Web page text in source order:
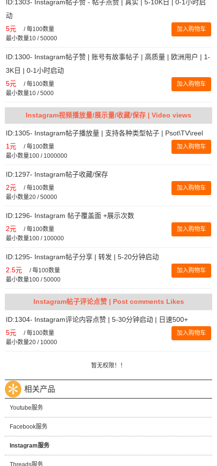
ID:1303- Instagram帖子赞 - 帖子点赞 | 真实 | 5-10K日 | 0-1小时启
动
5元 /每100数量
最小数量10 / 50000
加入购物车
ID:1300- Instagram帖子赞 | 账号有故事帖子 | 高质量 | 欧洲用户 | 1-
3K日 | 0-1小时启动
5元 /每100数量
最小数量10 / 5000
加入购物车
Instagram视频播放量/展示量/收藏/保存 | Video views
ID:1305- Instagram帖子播放量 | 支持各种类型帖子 | Psot\TV\reel
1元 /每100数量
最小数量100 / 1000000
加入购物车
ID:1297- Instagram帖子收藏/保存
2元 /每100数量
最小数量20 / 50000
加入购物车
ID:1296- Instagram 帖子覆盖面 +展示次数
2元 /每100数量
最小数量100 / 100000
加入购物车
ID:1295- Instagram帖子分享 | 转发 | 5-20分钟启动
2.5元 /每100数量
最小数量100 / 50000
加入购物车
Instagram帖子评论点赞 | Post comments Likes
ID:1304- Instagram评论内容点赞 | 5-30分钟启动 | 日速500+
5元 /每100数量
最小数量20 / 10000
加入购物车
暂无权限！！
相关产品
Youtube服务
Facebook服务
Instagram服务
Threads服务